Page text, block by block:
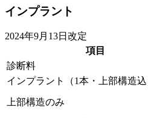
インプラント
2024年9月13日改定
項目
診断料
インプラント（1本・上部構造込
上部構造のみ